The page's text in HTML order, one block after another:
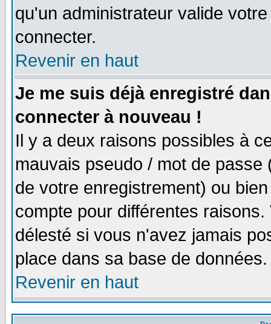
qu'un administrateur valide
connecter.
Revenir en haut
Je me suis déjà enregistré
connecter à nouveau !
Il y a deux raisons possibles à
mauvais pseudo / mot de
de votre enregistrement) ou
compte pour différentes
délesté si vous n'avez jamais
place dans sa base de
Revenir en haut